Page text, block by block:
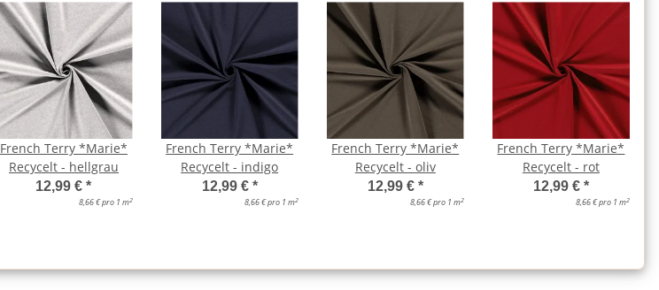
French Terry *Marie*
Recycelt - hellgrau
12,99 €*
8,66 € pro 1 m2
French Terry *Marie*
Recycelt - indigo
12,99 € *
8,66 € pro 1 m2
French Terry *Marie*
Recycelt - oliv
12,99 € *
8,66 € pro 1 m2
French Terry *Marie*
Recycelt - rot
12,99 € *
8,66 € pro 1 m2